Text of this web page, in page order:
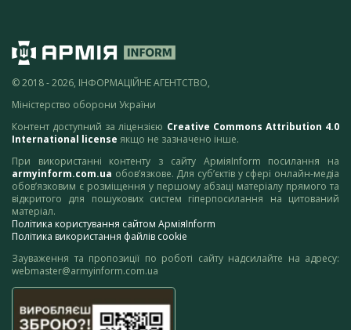
© 2018 - 2026, ІНФОРМАЦІЙНЕ АГЕНТСТВО,
Міністерство оборони України
Контент доступний за ліцензією Creative Commons Attribution 4.0
International license якщо не зазначено інше.
При використанні контенту з сайту АрміяInform посилання на
armyinform.com.ua обов’язкове. Для суб’єктів у сфері онлайн-медіа
обов’язковим є розміщення у першому абзаці матеріалу прямого та
відкритого для пошукових систем гіперпосилання на цитований
матеріал.
Політика користування сайтом АрміяInform
Політика використання файлів cookie
Зауваження та пропозиції по роботі сайту надсилайте на адресу:
webmaster@armyinform.com.ua